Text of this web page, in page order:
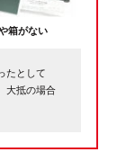
箱がない
たとして
大抵の場合